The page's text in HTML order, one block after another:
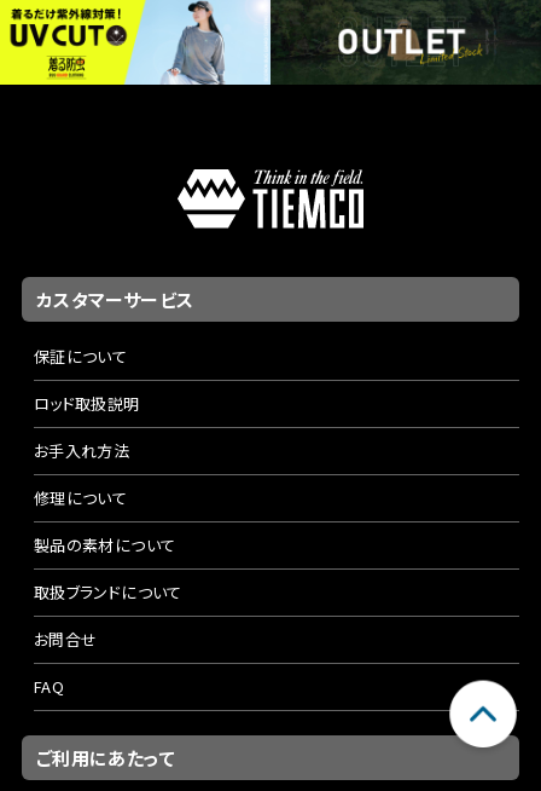
カスタマーサービス
保証について
ロッド取扱説明
お手入れ方法
修理について
製品の素材について
取扱ブランドについて
お問合せ
FAQ
ご利用にあたって